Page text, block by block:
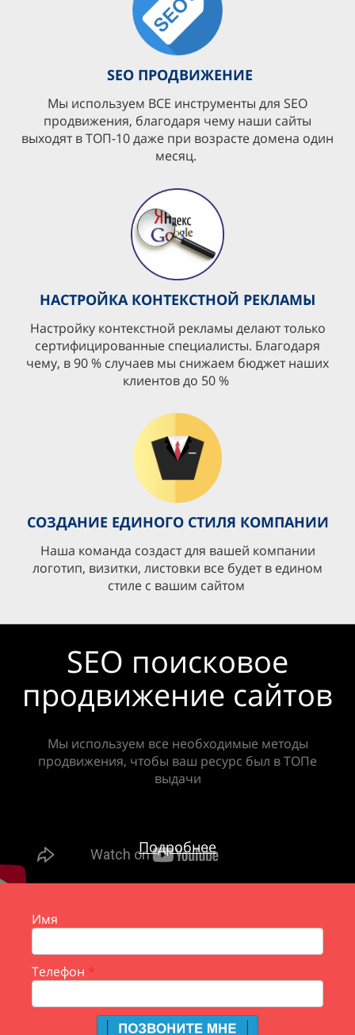
SEO ПРОДВИЖЕНИЕ
Мы используем ВСЕ инструменты для SEO
продвижения, благодаря чему наши сайты
выходят в ТОП-10 даже при возрасте домена один
месяц.
НАСТРОЙКА КОНТЕКСТНОЙ РЕКЛАМЫ
Настройку контекстной рекламы делают только
сертифицированные специалисты. Благодаря
чему, в 90 % случаев мы снижаем бюджет наших
клиентов до 50 %
СОЗДАНИЕ ЕДИНОГО СТИЛЯ КОМПАНИИ
Наша команда создаст для вашей компании
логотип, визитки, листовки все будет в едином
стиле с вашим сайтом
SEO поисковое
продвижение сайтов
Мы используем все необходимые методы
продвижения, чтобы ваш ресурс был в ТОПе
выдачи
Подробнее
Имя
Телефон *